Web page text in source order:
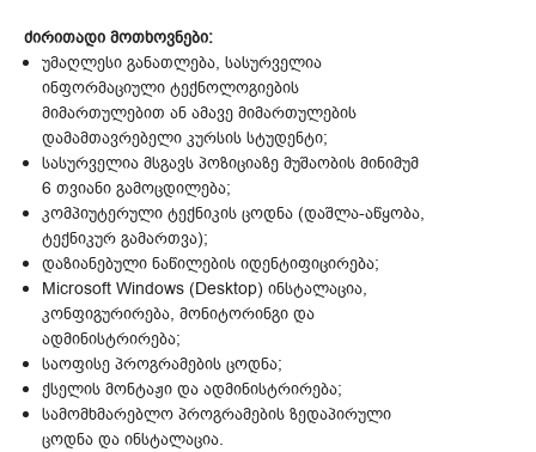
ძირითადი მოთხოვნები:
უმაღლესი განათლება, სასურველია
ინფორმაციული ტექნოლოგიების
მიმართულებით ან ამავე მიმართულების
დამამთავრებელი კურსის სტუდენტი;
სასურველია მსგავს პოზიციაზე მუშაობის მინიმუმ
6 თვიანი გამოცდილება;
კომპიუტერული ტექნიკის ცოდნა (დაშლა-აწყობა,
ტექნიკურ გამართვა);
დაზიანებული ნაწილების იდენტიფიცირება;
Microsoft Windows (Desktop) ინსტალაცია,
კონფიგურირება, მონიტორინგი და
ადმინისტრირება;
საოფისე პროგრამების ცოდნა;
ქსელის მონტაჟი და ადმინისტრირება;
სამომხმარებლო პროგრამების ზედაპირული
ცოდნა და ინსტალაცია.